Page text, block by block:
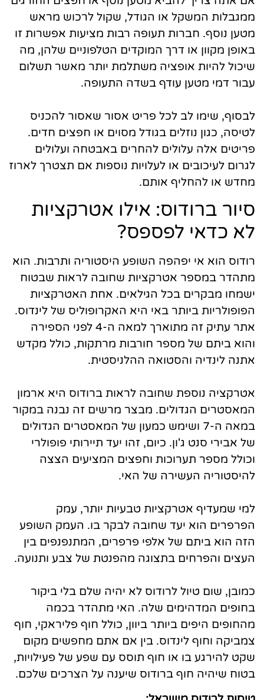
ממגבלות המשקל או הגודל, שקול לרכוש מראש
מטען נוסף. חברות תעופה רבות מציעות אפשרות זו
באופן מקוון או דרך המוקדים הטלפוניים שלהן, מה
שיכול להיות אופציה משתלמת יותר מאשר תשלום
עבור דמי מטען עודף בשדה התעופה.
לבסוף, שימו לב לכל פריט אסור שאסור להכניס
לטיסה, כגון נוזלים בגודל מסוים או חפצים חדים.
פריטים אלה עלולים להחרים באבטחה ועלולים
לגרום לעיכובים או לעלויות נוספות אם תצטרך לארוז
מחדש או להחליף אותם.
סיור ברודוס: אילו אטרקציות
לא כדאי לפספס?
רודוס הוא אי יפהפה השופע היסטוריה ותרבות. הוא
מתהדר במספר אטרקציות שחובה לראות שבטוח
ישמחו מבקרים בכל הגילאים. אחת האטרקציות
הפופולריות ביותר באי היא האקרופוליס של לינדוס.
אתר עתיק זה מתוארך למאה ה-4 לפני הספירה
והוא ביתם של מספר חורבות מרתקות, כולל מקדש
אתנה לינדיה והסטואה ההלניסטית.
אטרקציה נוספת שחובה לראות ברודוס היא ארמון
המאסטרים הגדולים. מבצר מרשים זה נבנה במקור
במאה ה-7 ושימש כמעון של המאסטרים הגדולים
של אבירי סנט ג'ון. כיום, זהו יעד תיירותי פופולרי
וכולל מספר תערוכות וחפצים המציעים הצצה
להיסטוריה העשירה של האי.
למי שמעדיף אטרקציות טבעיות יותר, עמק
הפרפרים הוא יעד שחובה לבקר בו. העמק השופע
הזה הוא ביתם של אלפי פרפרים, המתנפנפים בין
העצים והפרחים בתצוגה מהפנטת של צבע ותנועה.
כמובן, שום טיול לרודוס לא יהיה שלם בלי ביקור
בחופים המדהימים שלה. האי מתהדר בכמה
מהחופים היפים ביותר ביוון, כולל חוף פליראקי, חוף
צמביקה וחוף לינדוס. בין אם אתם מחפשים מקום
שקט להירגע בו או חוף תוסס עם שפע של פעילויות,
בטוח שיהיה חוף ברודוס שיענה על הצרכים שלכם.